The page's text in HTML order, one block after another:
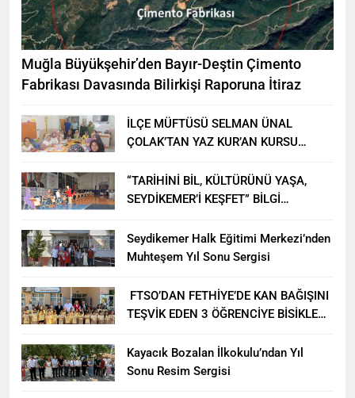
Muğla Büyükşehir’den Bayır-Deştin Çimento
Fabrikası Davasında Bilirkişi Raporuna İtiraz
İLÇE MÜFTÜSÜ SELMAN ÜNAL
ÇOLAK’TAN YAZ KUR’AN KURSU
“TARİHİNİ BİL, KÜLTÜRÜNÜ YAŞA,
SEYDİKEMER’İ KEŞFET” BİLGİ
Seydikemer Halk Eğitimi Merkezi’nden
Muhteşem Yıl Sonu Sergisi
FTSO’DAN FETHİYE’DE KAN BAĞIŞINI
TEŞVİK EDEN 3 ÖĞRENCİYE BİSİKLET
Kayacık Bozalan İlkokulu’ndan Yıl
Sonu Resim Sergisi